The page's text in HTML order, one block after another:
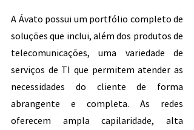
A Ávato possui um portfólio completo de
soluções que inclui, além dos produtos de
telecomunicações, uma variedade de
serviços de TI que permitem atender as
necessidades do cliente de forma
abrangente e completa. As redes
oferecem ampla capilaridade, alta